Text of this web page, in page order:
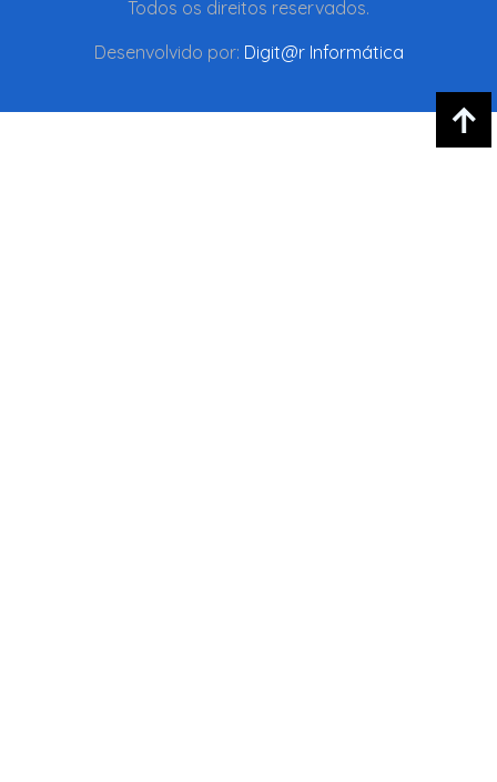
Todos os direitos reservados.
Desenvolvido por: Digit@r Informática